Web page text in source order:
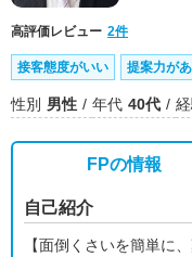
高評価レビュー 2件
接客態度がいい 提案力が
性別 男性 年代 40代
FPの情報
自己紹介
【面倒くさいを簡単に